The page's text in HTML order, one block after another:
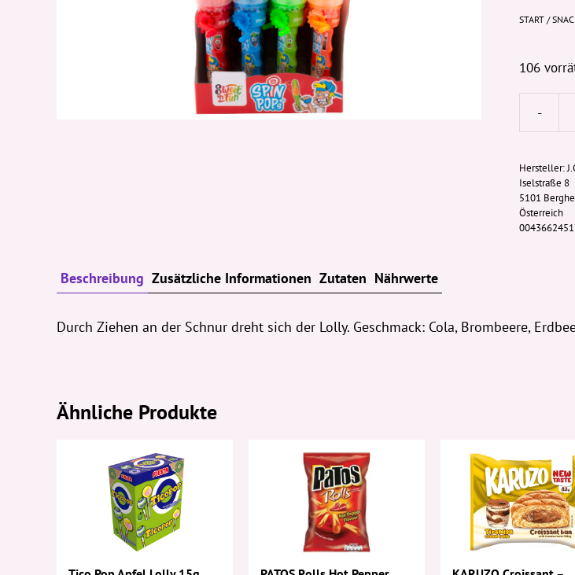
START /
106
-
23g
Menge
Hersteller:
Iselstraße 8
5101
Österreich
Beschreibung Zusätzliche Informationen Zutaten Nährwerte
Durch Ziehen an der Schnur dreht sich der Lolly. Geschmack: Cola, Brombeere,
Ähnliche Produkte